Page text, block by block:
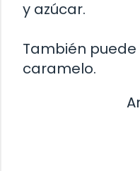
y azúcar.
También
caramelo.